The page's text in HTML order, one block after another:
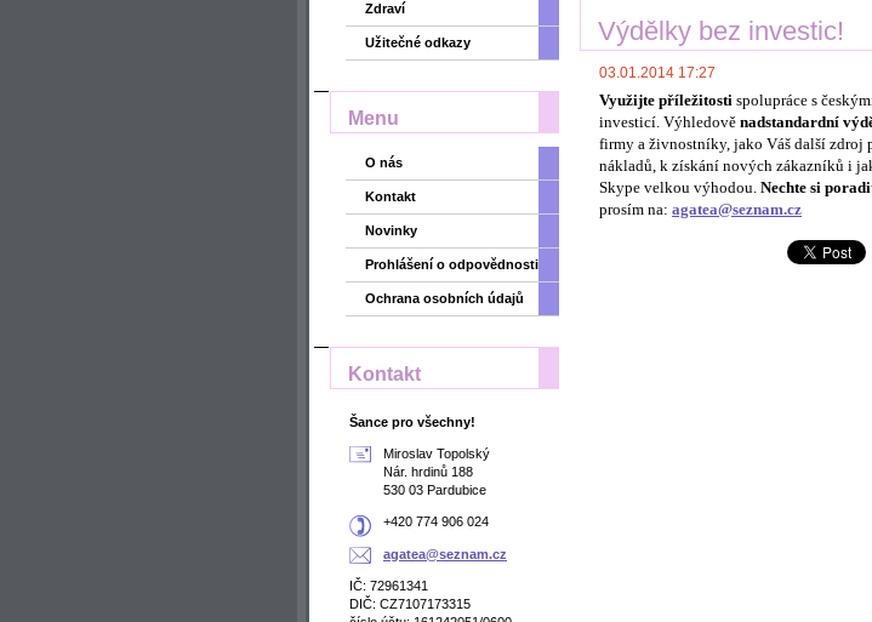
Výdělky bez investic!
03.01.2014 17:27
Využijte příležitosti spolupráce s
investicí. Výhledově nadstandardní
firmy a živnostníky, jako Váš další zdroj
nákladů, k získání nových zákazníků i
Skype velkou výhodou. Nechte si
prosím na: agatea@seznam.cz
Zdraví
Užitečné odkazy
Menu
O nás
Kontakt
Novinky
Prohlášení o odpovědnosti
Ochrana osobních údajů
Kontakt
Šance pro všechny!
Miroslav Topolský
Nár. hrdinů 188
530 03 Pardubice
+420 774 906 024
agatea@seznam.cz
IČ: 72961341
DIČ: CZ7107173315